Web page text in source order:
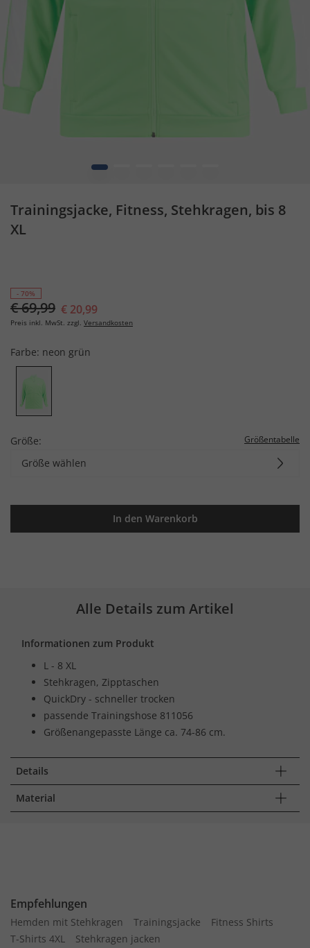
1
Trainingsjacke, Fitness, Stehkragen, bis 8
XL
- 70%
€ 69,99 € 20,99
Preis inkl. MwSt. zzgl. Versandkosten
Farbe: neon grün
Größe: Größentabelle
Größe wählen
In den Warenkorb
Alle Details zum Artikel
Informationen zum Produkt
L - 8 XL
Stehkragen, Zipptaschen
QuickDry - schneller trocken
passende Trainingshose 811056
Größenangepasste Länge ca. 74-86 cm.
Details
Material
Empfehlungen
Hemden mit Stehkragen Trainingsjacke
Fitness Shirts
T-Shirts 4XL
Stehkragen jacken